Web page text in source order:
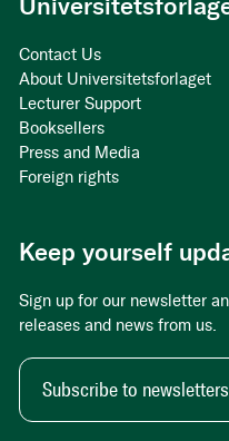
Contact Us
About Universitetsforlaget
Lecturer Support
Booksellers
Press and Media
Foreign rights
Keep yourself
Sign up for our newsletter
releases and news from us.
Subscribe to newsletters